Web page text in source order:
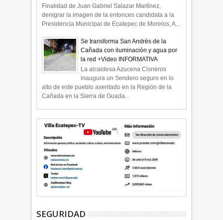
Finalidad de Juan Gabriel Salazar Martínez,
denigrar la imagen de la entonces candidata a la
Presidencia Municipal de Ecatepec de Morelos, A...
Se transforma San Andrés de la
Cañada con iluminación y agua por
la red +Video INFORMATIVA
La alcaldesa Azucena Cisneros
inaugura un Sendero seguro en lo
alto de este pueblo asentado en la Región de la
Cañada en la Sierra de Guada...
SEGURIDAD